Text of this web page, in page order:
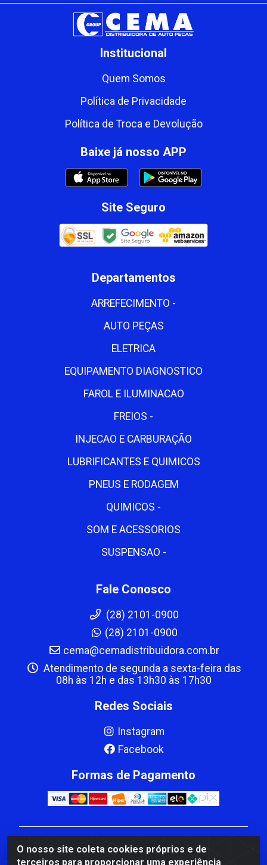
O nosso site coleta cookies próprios e de
terceiros para proporcionar uma experiência
Institucional
Quem Somos
Política de Privacidade
Política de Troca e Devolução
Baixe já nosso APP
Site Seguro
Departamentos
ARREFECIMENTO -
AUTO PEÇAS
ELETRICA
EQUIPAMENTO DIAGNOSTICO
FAROL E ILUMINACAO
FREIOS -
INJECAO E CARBURAÇÃO
LUBRIFICANTES E QUIMICOS
PNEUS E RODAGEM
QUIMICOS -
SOM E ACESSORIOS
SUSPENSAO -
Fale Conosco
(28) 2101-0900
(28) 2101-0900
cema@cemadistribuidora.com.br
Atendimento de segunda a sexta-feira das
08h às 12h e das 13h30 às 17h30
Redes Sociais
Instagram
Facebook
Formas de Pagamento
CBP MACEDO COMERCIO PEÇAS LTDA Matriz - av
Mauro Miranda Madureira, 1249 - Coramara , Cachoeiro